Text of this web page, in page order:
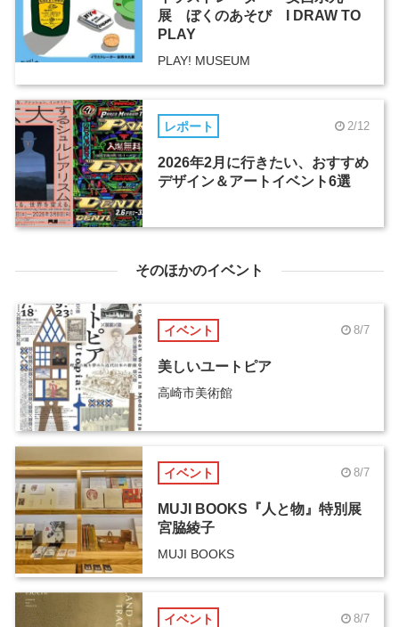
展 ぼくのあそび I DRAW TO
PLAY
PLAY! MUSEUM
レポート 2/12
2026年2月に行きたい、おすすめ
デザイン＆アートイベント6選
そのほかのイベント
イベント 8/7
美しいユートピア
高崎市美術館
イベント 8/7
MUJI BOOKS『人と物』特別展
宮脇綾子
MUJI BOOKS
イベント 8/7